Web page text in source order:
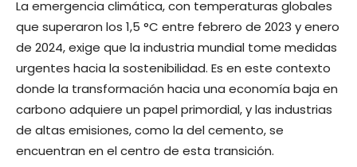
La emergencia climática, con temperaturas globales
que superaron los 1,5 °C entre febrero de 2023 y enero
de 2024, exige que la industria mundial tome medidas
urgentes hacia la sostenibilidad. Es en este contexto
donde la transformación hacia una economía baja en
carbono adquiere un papel primordial, y las industrias
de altas emisiones, como la del cemento, se
encuentran en el centro de esta transición.